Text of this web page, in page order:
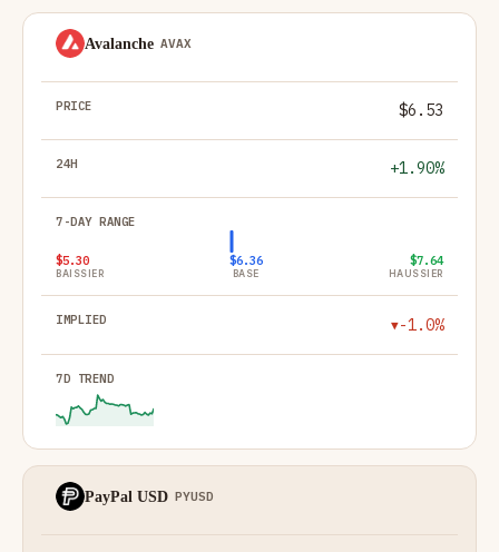
Avalanche AVAX
$6.53
+1.90%
$5.30
BAISSIER
$6.36
BASE
$7.64
HAUSSIER
▼-1.0%
PayPal USD PYUSD